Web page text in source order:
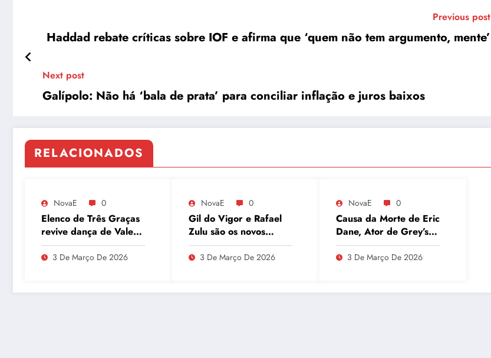
Previous post
Haddad rebate críticas sobre IOF e afirma que ‘quem não tem argumento, mente’
Next post
Galípolo: Não há ‘bala de prata’ para conciliar inflação e juros baixos
RELACIONADOS
NovaE 0
Elenco de Três Graças
revive dança de Vale
Tudo e agita as redes
3 De Março De 2026
NovaE 0
Gil do Vigor e Rafael
Zulu são os novos
integrantes do Papo de
Segunda no GNT
3 De Março De 2026
NovaE 0
Causa da Morte de Eric
Dane, Ator de Grey’s
Anatomy, Revelada:
Esclerose Lateral
3 De Março De 2026